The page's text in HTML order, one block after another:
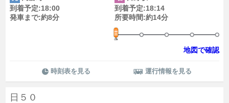
到着予定:18:00
発車まで:約8分
到着予定:18:14
所要時間:約14分
地図で確認
時刻表を見る 運行情報を見る
日５０